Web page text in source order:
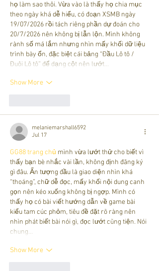
họ làm sao thôi. Vừa vào là thấy họ chia mục
theo ngày khá dễ hiểu, có đoạn XSMB ngày
19/07/2026 rồi tách riêng phần dự đoán cho
20/7/2026 nên không bị lẫn lộn. Mình không
rành số má lắm nhưng nhìn mấy khối dữ liệu
trình bày ổn, đặc biệt cái bảng “Đầu Lô tô /
Đuôi Lô tô” để dạng cột nên lướt…
Show More
melaniemarshall6592
Jul 17
GG88 trang chủ mình vừa lướt thử cho biết vì
thấy bạn bè nhắc vài lần, không định đăng ký
gì đâu. Ấn tượng đầu là giao diện nhìn khá
“thoáng”, chữ dễ đọc, mấy khối nội dung canh
gọn nên kéo xuống không bị ngợp. Mình có
thấy họ có bài viết hướng dẫn về game bài
kiểu tam cúc phỏm, tiêu đề đặt rõ ràng nên
nhìn phát biết bài nói gì, đọc lướt cũng tiện. Nói
chung…
Show More